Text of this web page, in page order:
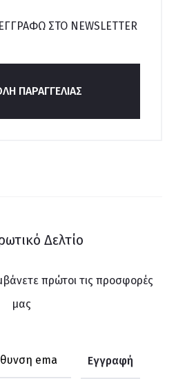
ΣΤΟ NEWSLETTER
ΠΑΡΑΓΓΕΛΊΑΣ
Δελτίο
πρώτοι τις προσφορές
μας